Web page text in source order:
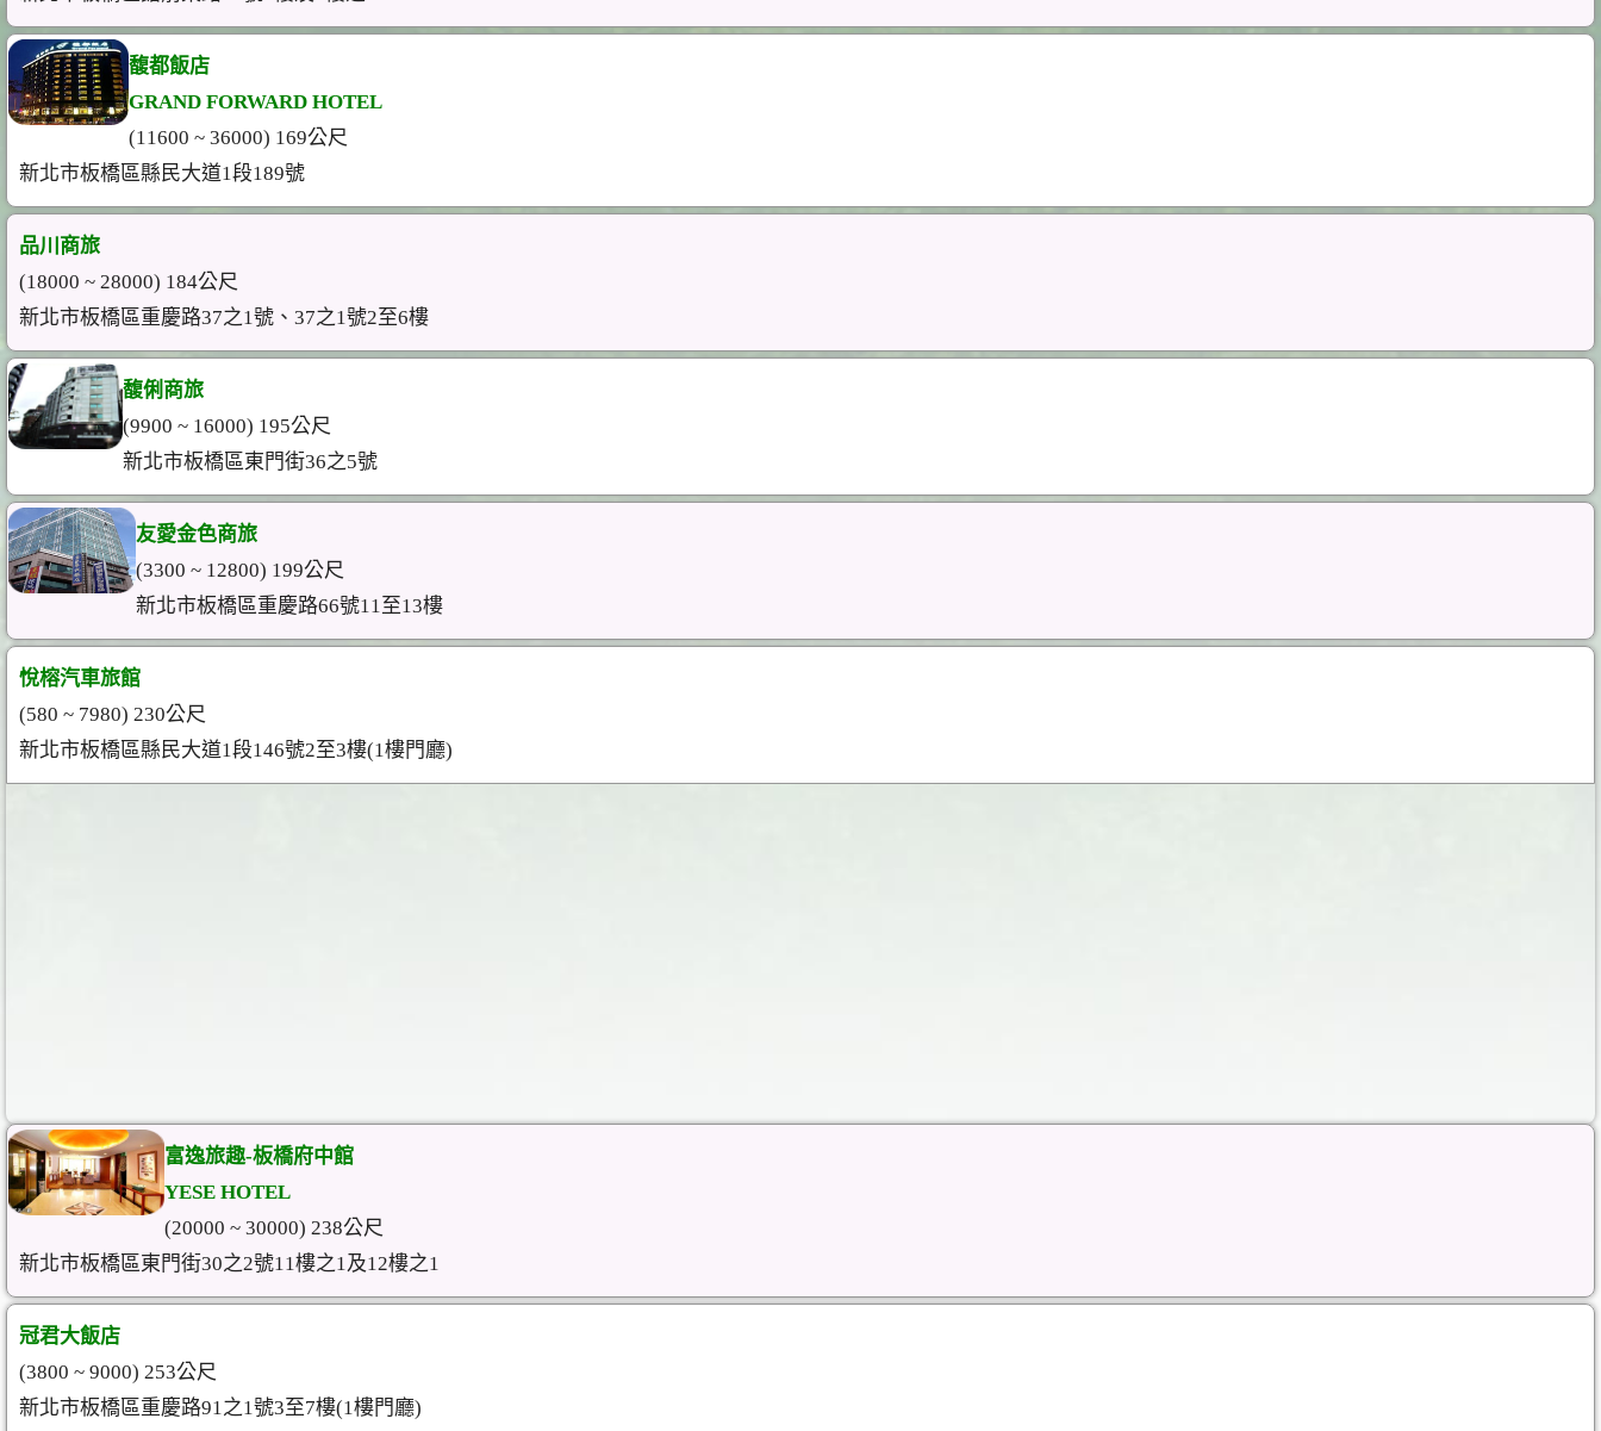
馥都飯店
GRAND FORWARD HOTEL
(11600 ~ 36000) 169公尺
新北市板橋區縣民大道1段189號
品川商旅
(18000 ~ 28000) 184公尺
新北市板橋區重慶路37之1號、37之1號2至6樓
馥俐商旅
(9900 ~ 16000) 195公尺
新北市板橋區東門街36之5號
友愛金色商旅
(3300 ~ 12800) 199公尺
新北市板橋區重慶路66號11至13樓
悅榕汽車旅館
(580 ~ 7980) 230公尺
新北市板橋區縣民大道1段146號2至3樓(1樓門廳)
富逸旅趣-板橋府中館
YESE HOTEL
(20000 ~ 30000) 238公尺
新北市板橋區東門街30之2號11樓之1及12樓之1
冠君大飯店
(3800 ~ 9000) 253公尺
新北市板橋區重慶路91之1號3至7樓(1樓門廳)